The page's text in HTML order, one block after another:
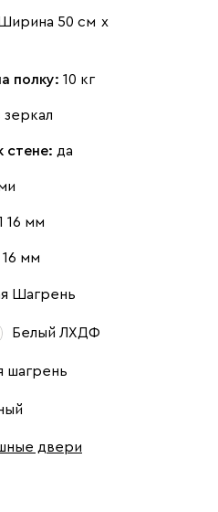
50 см х
полку: 10 кг
зеркал
стене: да
16 мм
мм
Шагрень
Белый ЛХДФ
шагрень
двери